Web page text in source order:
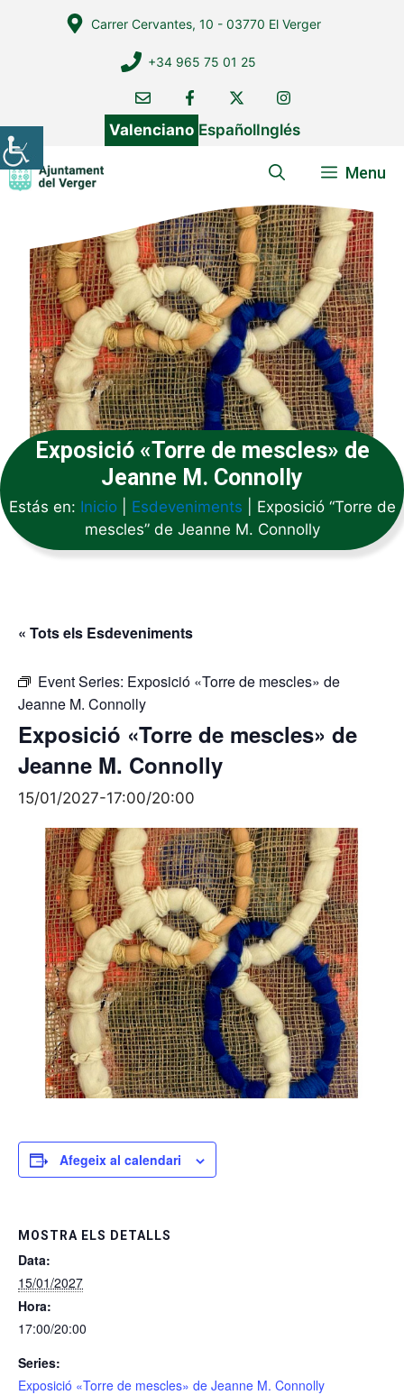
Carrer Cervantes, 10 - 03770 El Verger
+34 965 75 01 25
Valenciano EspañolInglés
Menu
Exposició «Torre de mescles» de
Jeanne M. Connolly
Estás en: Inicio| Esdeveniments
Exposició “Torre de
mescles” de Jeanne M. Connolly
« Tots els Esdeveniments
Event Series: Exposició «Torre de mescles» de
Jeanne M. Connolly
Exposició «Torre de mescles» de
Jeanne M. Connolly
15/01/2027-17:00/20:00
Afegeix al calendari
MOSTRA ELS DETALLS
Data:
15/01/2027
Hora:
17:00/20:00
Series:
Exposició «Torre de mescles» de Jeanne M. Connolly